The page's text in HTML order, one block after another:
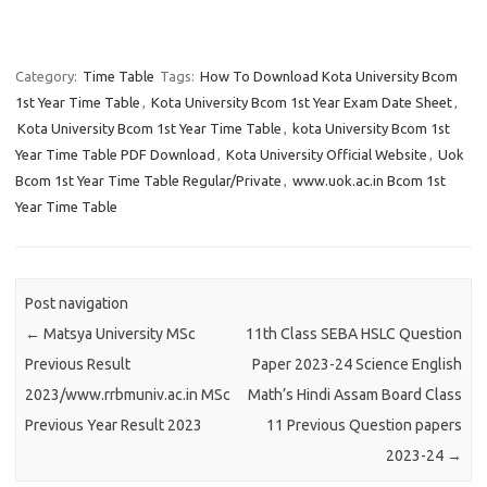
Category: Time Table Tags: How To Download Kota University Bcom
1st Year Time Table , Kota University Bcom 1st Year Exam Date Sheet,
Kota University Bcom 1st Year Time Table , kota University Bcom 1st
Year Time Table PDF Download , Kota University Official Website , Uok
Bcom 1st Year Time Table Regular/Private , www.uok.ac.in Bcom 1st
Year Time Table
Post navigation
← Matsya University MSc
Previous Result
2023/www.rrbmuniv.ac.in MSc
Previous Year Result 2023
11th Class SEBA HSLC Question
Paper 2023-24 Science English
Math’s Hindi Assam Board Class
11 Previous Question papers
2023-24 →